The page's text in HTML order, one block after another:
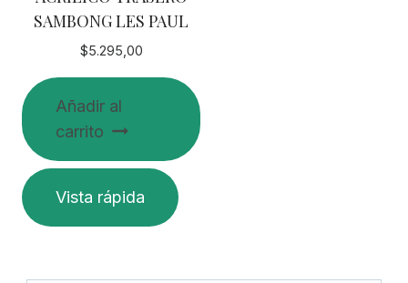
página
producto
SAMBONG LES PAUL
$5.295,00
Añadir al
carrito
Vista rápida